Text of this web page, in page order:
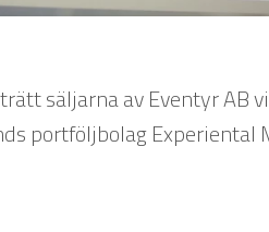
säljarna av Eventyr AB
portföljbolag Experiental